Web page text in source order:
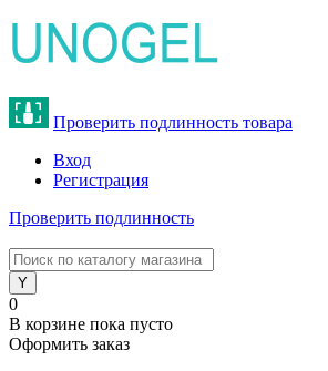
Проверить подлинность товара
Вход
Регистрация
Проверить подлинность
0
В корзине пока пусто
Оформить заказ